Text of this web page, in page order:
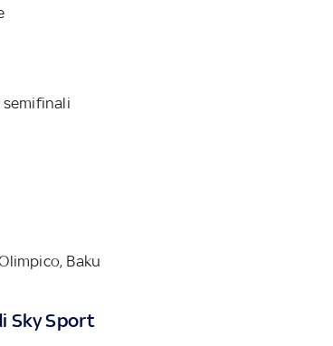
Baku
Sky Sport